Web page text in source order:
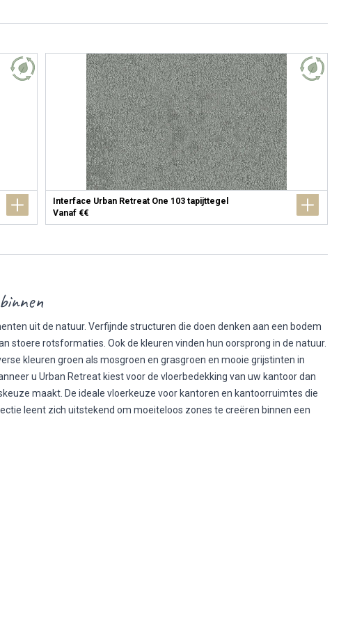
Interface Urban Retreat One 103 tapijttegel
Vanaf €€
uit de natuur. Verfijnde structuren die doen denken aan een bodem
stoere rotsformaties. Ook de kleuren vinden hun oorsprong in de natuur.
kleuren groen als mosgroen en grasgroen en mooie grijstinten in
u Urban Retreat kiest voor de vloerbedekking van uw kantoor dan
maakt. De ideale vloerkeuze voor kantoren en kantoorruimtes die
leent zich uitstekend om moeiteloos zones te creëren binnen een